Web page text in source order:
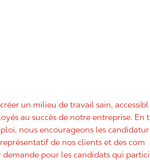
un milieu de travail sain, accessibl
au succès de notre entreprise. En t
nous encourageons les candidatur
de nos clients et des com
demande pour les candidats qui partici